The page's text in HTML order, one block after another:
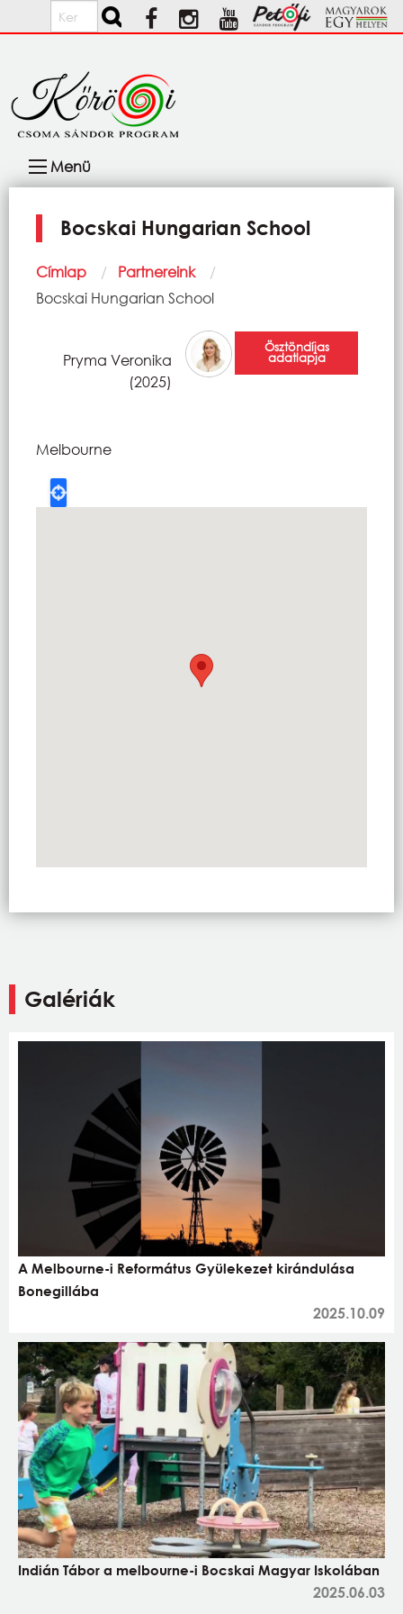
Ugrás a tartalomra
Keresés
navigáció
Menü
Bocskai Hungarian School
Morzsa
Címlap
Partnereink
Current:
Bocskai Hungarian School
Pryma Veronika
(2025)
Ösztöndíjas
adatlapja
Melbourne
Galériák
A Melbourne-i Református Gyülekezet kirándulása
Bonegillába
2025.10.09
Indián Tábor a melbourne-i Bocskai Magyar Iskolában
2025.06.03